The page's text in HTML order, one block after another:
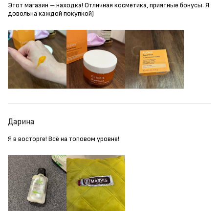
Этот магазин – находка! Отличная косметика, приятные бонусы. Я
довольна каждой покупкой)
Дарина
Я в восторге! Всё на топовом уровне!